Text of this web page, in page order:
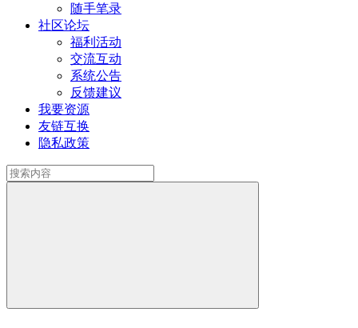
随手笔录
社区论坛
福利活动
交流互动
系统公告
反馈建议
我要资源
友链互换
隐私政策